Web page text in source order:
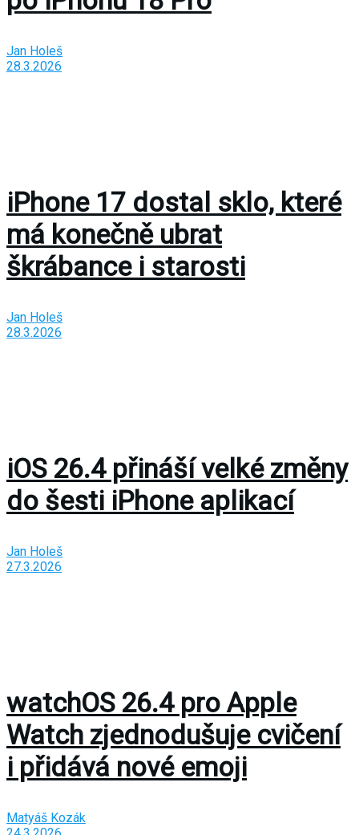
Jan Holeš
28.3.2026
iPhone 17 dostal sklo, které
má konečně ubrat
škrábance i starosti
Jan Holeš
28.3.2026
iOS 26.4 přináší velké změny
do šesti iPhone aplikací
Jan Holeš
27.3.2026
watchOS 26.4 pro Apple
Watch zjednodušuje cvičení
i přidává nové emoji
Matyáš Kozák